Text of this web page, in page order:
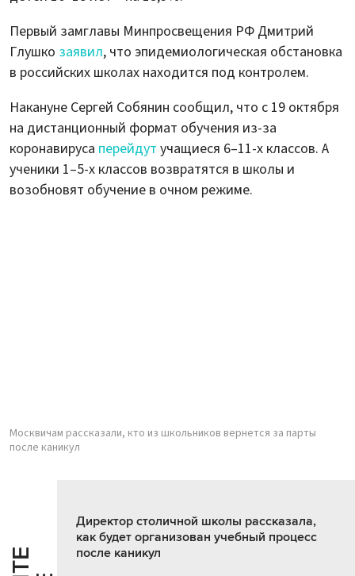
Первый замглавы Минпросвещения РФ Дмитрий
Глушко заявил, что эпидемиологическая обстановка
в российских школах находится под контролем.
Накануне Сергей Собянин сообщил, что с 19 октября
на дистанционный формат обучения из-за
коронавируса перейдут учащиеся 6–11-х классов. А
ученики 1–5-х классов возвратятся в школы и
возобновят обучение в очном режиме.
Москвичам рассказали, кто из школьников вернется за парты
после каникул
Директор столичной школы рассказала,
как будет организован учебный процесс
после каникул